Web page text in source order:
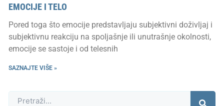
EMOCIJE I TELO
Pored toga što emocije predstavljaju subjektivni doživljaj i
subjektivnu reakciju na spoljašnje ili unutrašnje okolnosti,
emocije se sastoje i od telesnih
SAZNAJTE VIŠE »